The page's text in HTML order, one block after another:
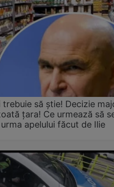
să știe! Decizie
țara! Ce urmează să
apelului făcut de Ilie